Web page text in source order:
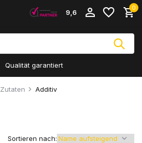
9,6
0
Qualität garantiert
Zutaten Additiv
Sortieren nach: